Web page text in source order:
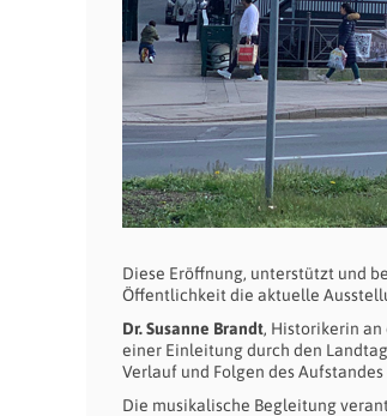
Diese Eröffnung, unterstützt und
Öffentlichkeit die aktuelle
Dr. Susanne Brandt, Historikerin
einer Einleitung durch den
Verlauf und Folgen des
Die musikalische Begleitung